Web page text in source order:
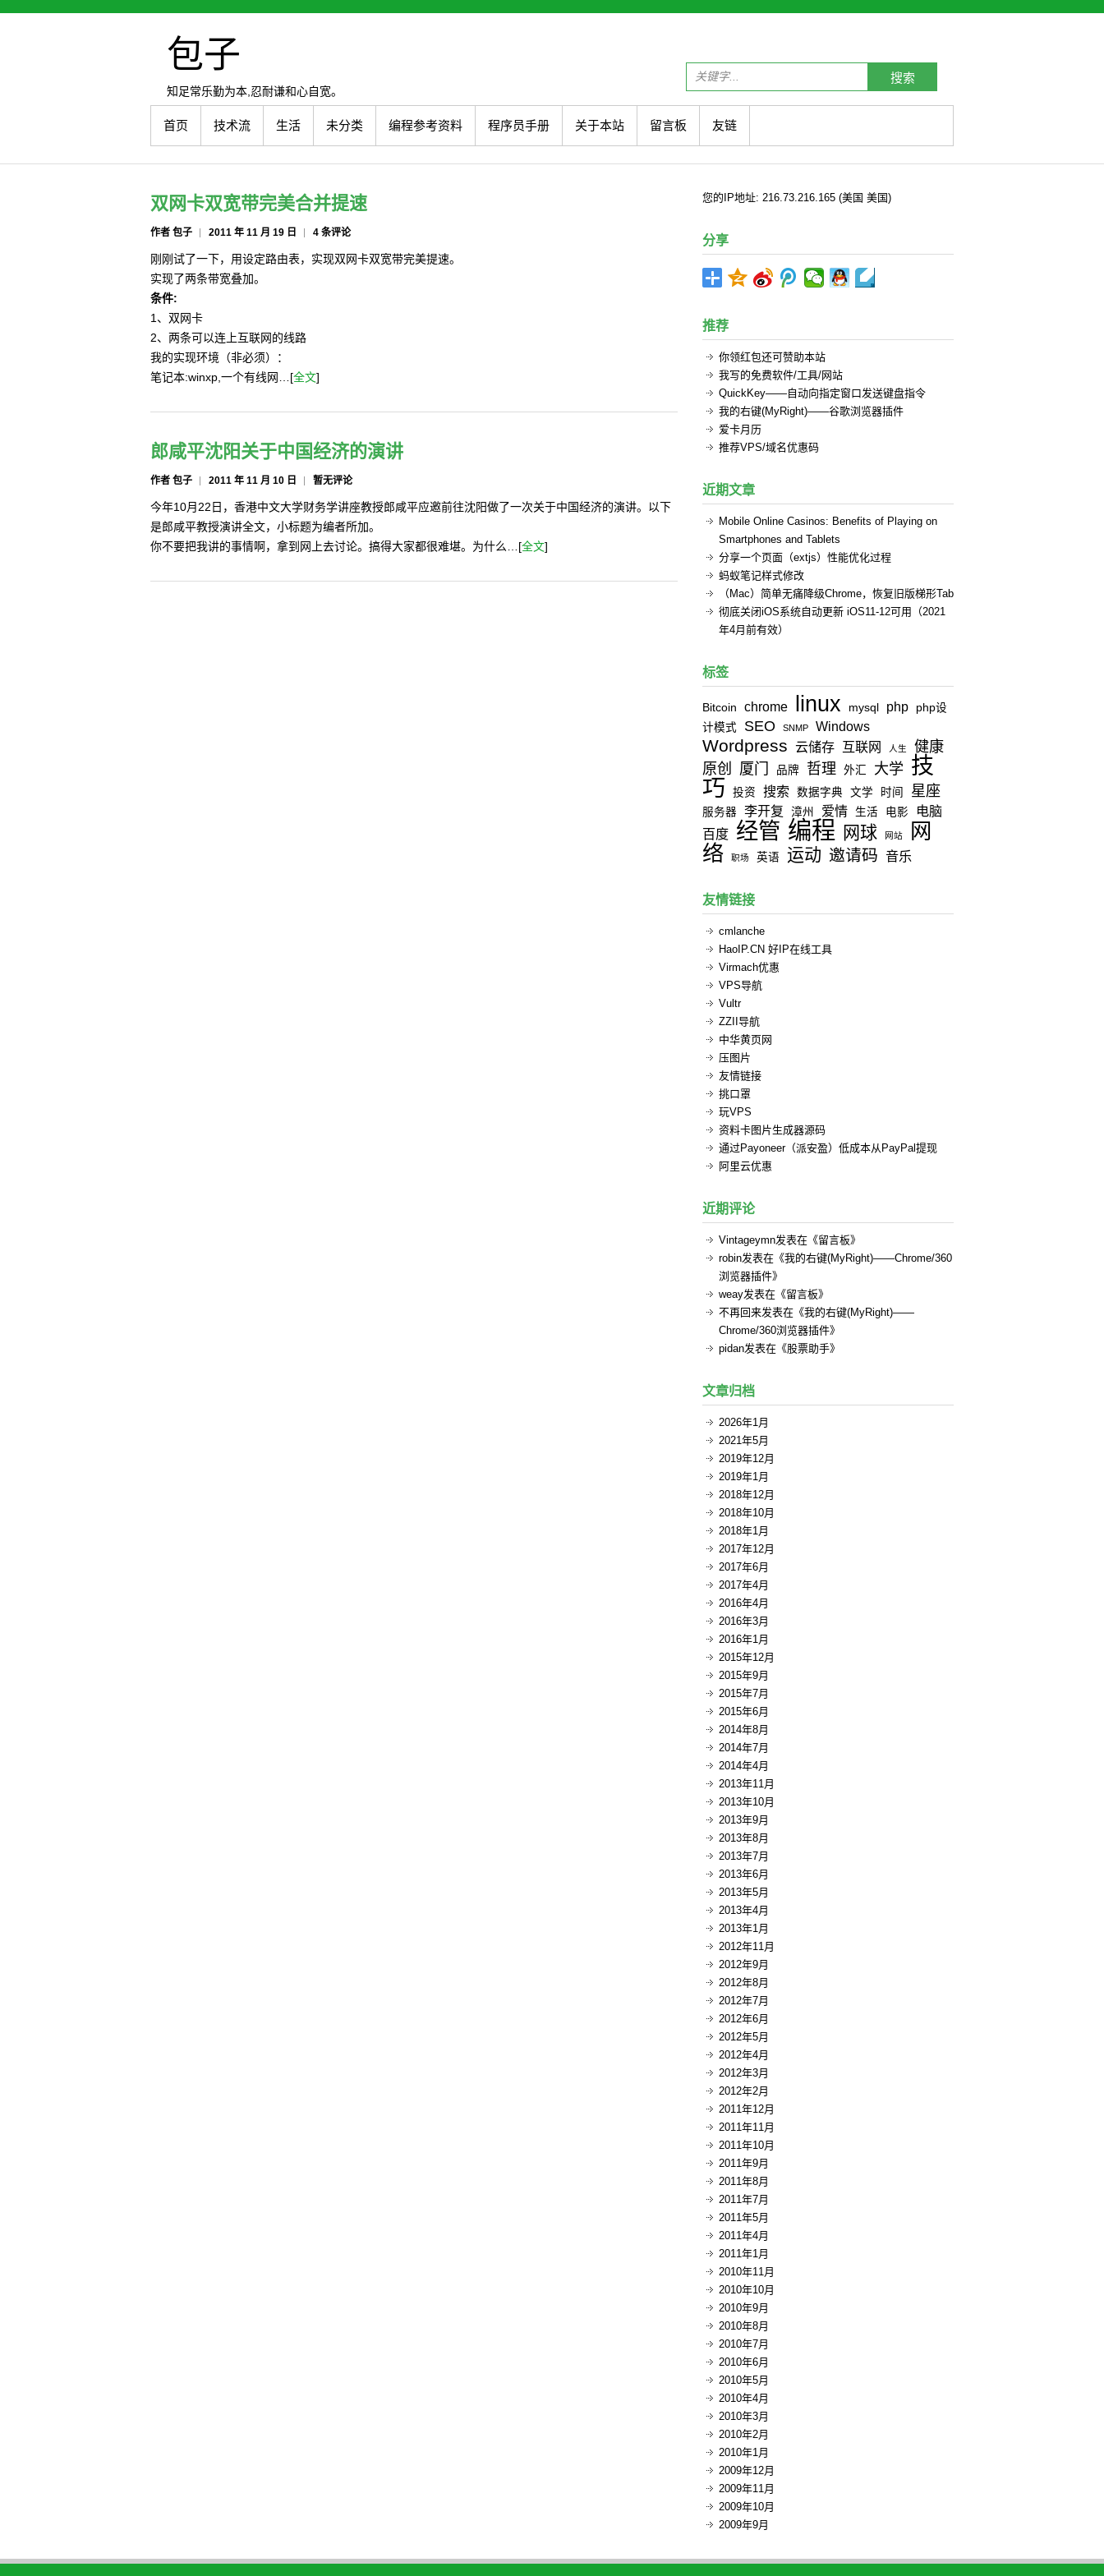
包子
知足常乐勤为本,忍耐谦和心自宽。
搜索
首页 技术流 生活 未分类 编程参考资料 程序员手册 关于本站 留言板 友链
双网卡双宽带完美合并提速
作者 包子 2011 年 11 月 19 日 4 条评论
刚刚试了一下，用设定路由表，实现双网卡双宽带完美提速。
实现了两条带宽叠加。
条件:
1、双网卡
2、两条可以连上互联网的线路
我的实现环境（非必须）：
笔记本:winxp,一个有线网…[全文]
郎咸平沈阳关于中国经济的演讲
作者 包子 2011 年 11 月 10 日 暂无评论
今年10月22日，香港中文大学财务学讲座教授郎咸平应邀前往沈阳做了一次关于中国经济的演讲。以下
是郎咸平教授演讲全文，小标题为编者所加。
你不要把我讲的事情啊，拿到网上去讨论。搞得大家都很难堪。为什么…[全文]
您的 IP地址: 216.73.216.165 (美国 美国)
分享
推荐
你领红包还可赞助本站
我写的免费软件/工具/网站
QuickKey——自动向指定窗口发送键盘指令
我的右键(MyRight)——谷歌浏览器插件
爱卡月历
推荐VPS/域名优惠码
近期文章
Mobile Online Casinos: Benefits of Playing on
Smartphones and Tablets
分享一个页面（extjs）性能优化过程
蚂蚁笔记样式修改
（Mac）简单无痛降级Chrome，恢复旧版梯形Tab
彻底关闭iOS系统自动更新 iOS11-12可用（2021
年4月前有效）
标签
Bitcoin chrome linux mysql php
php设
计模式
SEO SNMP Windows
Wordpress 云储存 互联网 人生
健康
原创
厦门 品牌 哲理 外汇 大学 技
巧
投资 搜索 数据字典 文学 时间 星座
服务器 李开复 漳州 爱情 生活 电影
电脑
百度 经管 编程 网球 网站
网
络
职场 英语 运动 邀请码 音乐
友情链接
cmlanche
HaoIP.CN 好IP在线工具
Virmach优惠
VPS导航
Vultr
ZZII导航
中华黄页网
压图片
友情链接
挑口罩
玩VPS
资料卡图片生成器源码
通过Payoneer（派安盈）低成本从PayPal提现
阿里云优惠
近期评论
Vintageymn发表在《留言板》
robin发表在《我的右键(MyRight)——Chrome/360
浏览器插件》
weay发表在《留言板》
不再回来发表在《我的右键(MyRight)——
Chrome/360浏览器插件》
pidan发表在《股票助手》
文章归档
2026年1月
2021年5月
2019年12月
2019年1月
2018年12月
2018年10月
2018年1月
2017年12月
2017年6月
2017年4月
2016年4月
2016年3月
2016年1月
2015年12月
2015年9月
2015年7月
2015年6月
2014年8月
2014年7月
2014年4月
2013年11月
2013年10月
2013年9月
2013年8月
2013年7月
2013年6月
2013年5月
2013年4月
2013年1月
2012年11月
2012年9月
2012年8月
2012年7月
2012年6月
2012年5月
2012年4月
2012年3月
2012年2月
2011年12月
2011年11月
2011年10月
2011年9月
2011年8月
2011年7月
2011年5月
2011年4月
2011年1月
2010年11月
2010年10月
2010年9月
2010年8月
2010年7月
2010年6月
2010年5月
2010年4月
2010年3月
2010年2月
2010年1月
2009年12月
2009年11月
2009年10月
2009年9月